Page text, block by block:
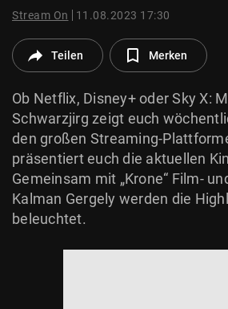
© Krone Multimedia GmbH & Co KG 2026
Stream On 11.08.2023 17:30
Teilen Merken
Ob Netflix, Disney+ oder Sky X:
Schwarzjirg zeigt euch
den großen Streaming-
präsentiert euch die aktuellen
Gemeinsam mit „Krone“ Film-
Kalman Gergely werden die
beleuchtet.